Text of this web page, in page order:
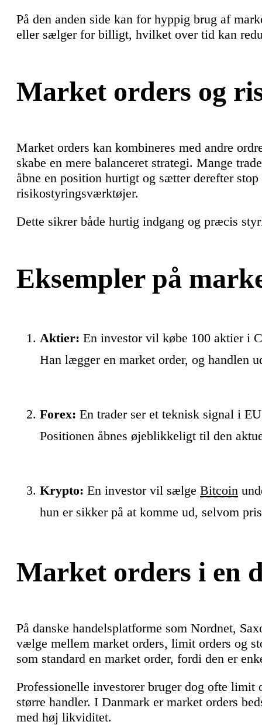
På den anden side kan for hyppig brug af
eller sælger for billigt, hvilket over tid kan
Market orders og
Market orders kan kombineres med andre
skabe en mere balanceret strategi. Mange
åbne en position hurtigt og sætter derefter
risikostyringsværktøjer.
Dette sikrer både hurtig indgang og præcis
Eksempler på
Aktier: En investor vil købe 100 aktier i
Han lægger en market order, og handlen
Forex: En trader ser et teknisk signal i
Positionen åbnes øjeblikkeligt til den
Krypto: En investor vil sælge Bitcoin
hun er sikker på at komme ud, selvom
Market orders i en
På danske handelsplatforme som Nordnet,
vælge mellem market orders, limit orders og
som standard en market order, fordi den er
Professionelle investorer bruger dog ofte
større handler. I Danmark er market orders
med høj likviditet.